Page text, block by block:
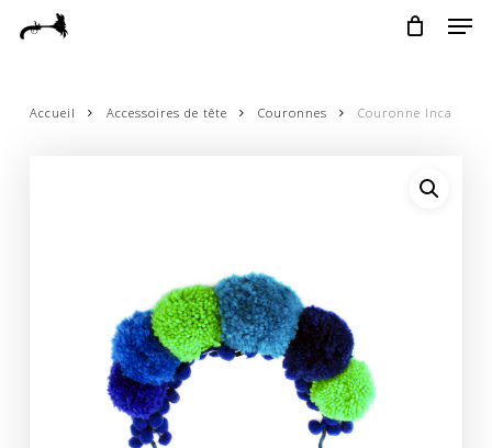
Accueil Accessoires de tête Couronnes Couronne Inca